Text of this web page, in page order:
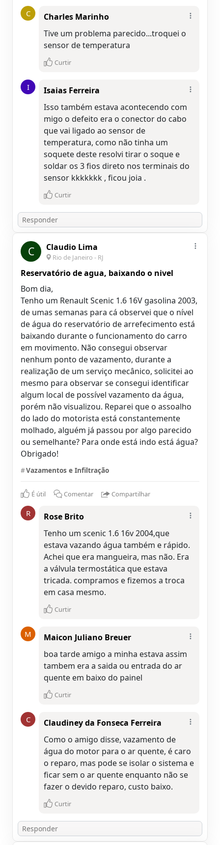
C
Charles Marinho
Tive um problema parecido...troquei o
sensor de temperatura
Curtir
I
Isaias Ferreira
Isso também estava acontecendo com
migo o defeito era o conector do cabo
que vai ligado ao sensor de
temperatura, como não tinha um
soquete deste resolvi tirar o soque e
soldar os 3 fios direto nos terminais do
sensor kkkkkkk , ficou joia .
Curtir
C Claudio Lima
Rio de Janeiro - RJ
Reservatório de agua, baixando o nivel
Bom dia,
Tenho um Renault Scenic 1.6 16V gasolina 2003,
de umas semanas para cá observei que o nível
de água do reservatório de arrefecimento está
baixando durante o funcionamento do carro
em movimento. Não consegui observar
nenhum ponto de vazamento, durante a
realização de um serviço mecânico, solicitei ao
mesmo para observar se consegui identificar
algum local de possível vazamento da água,
porém não visualizou. Reparei que o assoalho
do lado do motorista está constantemente
molhado, alguém já passou por algo parecido
ou semelhante? Para onde está indo está água?
Obrigado!
#Vazamentos e Infiltração
É útil Comentar Compartilhar
R
Rose Brito
Tenho um scenic 1.6 16v 2004,que
estava vazando água também e rápido.
Achei que era mangueira, mas não. Era
a válvula termostática que estava
tricada. compramos e fizemos a troca
Curtir
M
Maicon Juliano Breuer
boa tarde amigo a minha estava assim
tambem era a saida ou entrada do ar
quente em baixo do painel
Curtir
C
Claudiney da Fonseca Ferreira
Como o amigo disse, vazamento de
água do motor para o ar quente, é caro
o reparo, mas pode se isolar o sistema e
ficar sem o ar quente enquanto não se
fazer o devido reparo, custo baixo.
Curtir